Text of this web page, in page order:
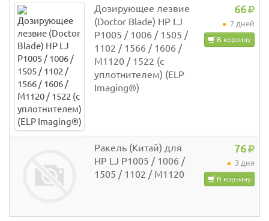
Дозирующее лезвие
(Doctor Blade) HP LJ
P1005 / 1006 / 1505 /
1102 / 1566 / 1606 /
M1120 / 1522 (с
уплотнителем) (ELP
Imaging®)
66
7 дней
В корзину
Ракель (Китай) для
HP LJ P1005 / 1006 /
1505 / 1102 / M1120
76
3 дня
В корзину